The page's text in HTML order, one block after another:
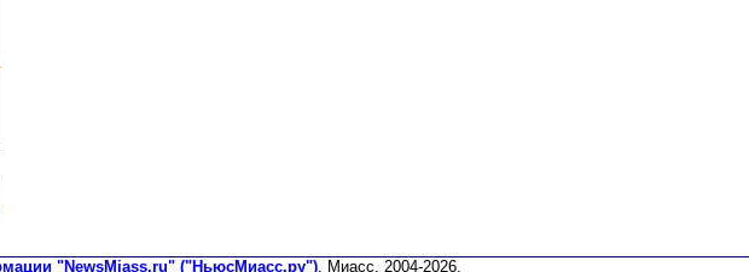
"NewsMiass.ru" ("НьюсМиасс.ру"). Миасс, 2004-2026.